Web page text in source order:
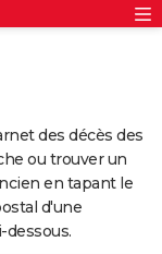
des décès des
ou trouver un
en tapant le
d'une